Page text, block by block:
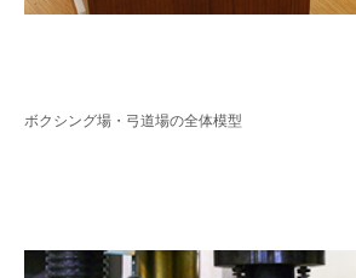
ボクシング場・弓道場の全体模型